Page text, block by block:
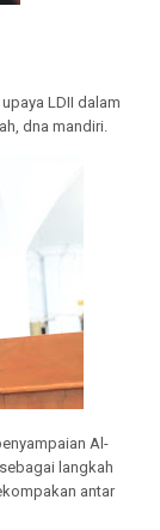
LDII dalam
dna mandiri.
Al-
langkah
antar